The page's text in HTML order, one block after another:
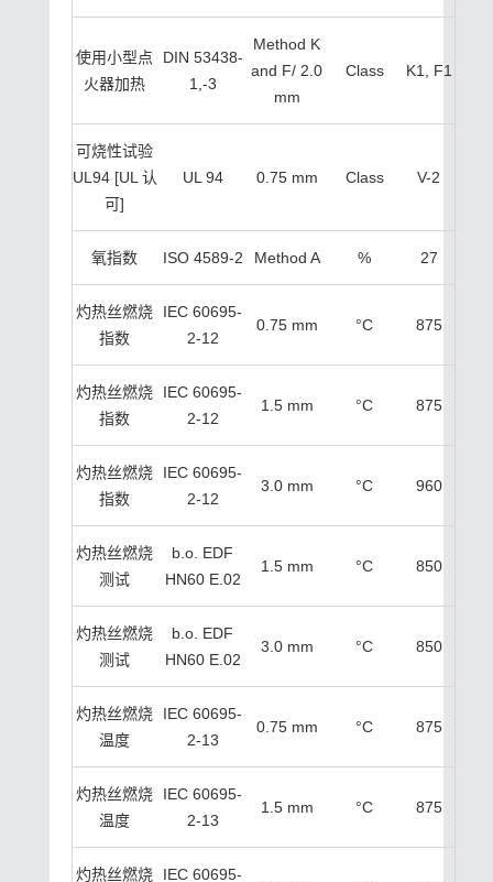
使用小型点
火器加热
DIN 53438-
1,-3
Method K
and F/ 2.0
mm
Class K1, F1
可烧性试验
UL94 [UL 认
可]
UL 94 0.75 mm Class V-2
氧指数 ISO 4589-2 Method A % 27
灼热丝燃烧
指数
IEC 60695-
2-12
0.75 mm °C 875
灼热丝燃烧
指数
IEC 60695-
2-12
1.5 mm °C 875
灼热丝燃烧
指数
IEC 60695-
2-12
3.0 mm °C 960
灼热丝燃烧
测试
b.o. EDF
HN60 E.02
1.5 mm °C 850
灼热丝燃烧
测试
b.o. EDF
HN60 E.02
3.0 mm °C 850
灼热丝燃烧
温度
IEC 60695-
2-13
0.75 mm °C 875
灼热丝燃烧
温度
IEC 60695-
2-13
1.5 mm °C 875
灼热丝燃烧
IEC 60695-